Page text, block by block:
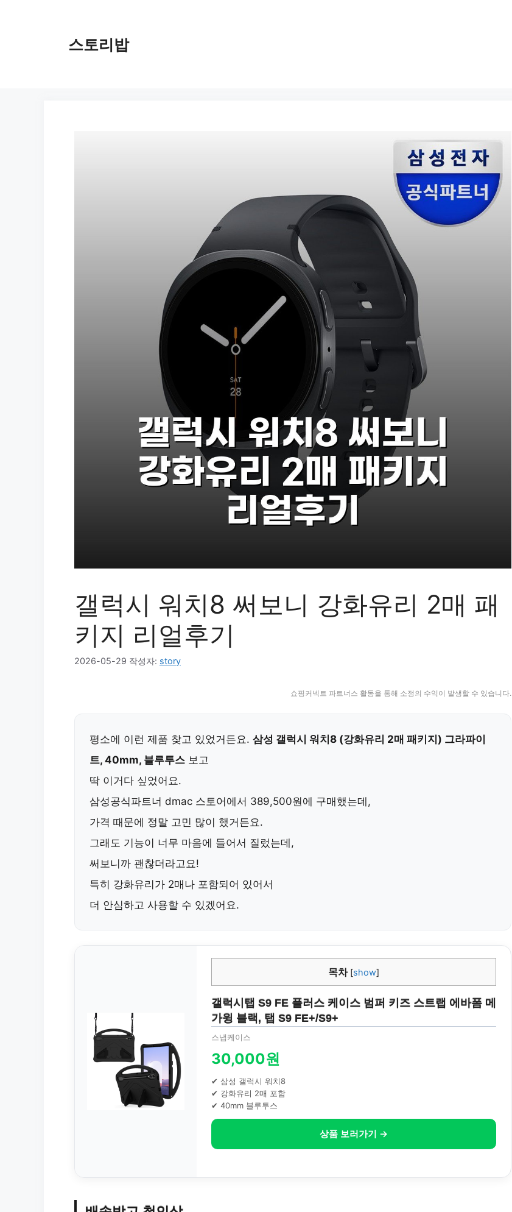
스토리밥
갤럭시 워치8 써보니 강화유리 2매 패
키지 리얼후기
2026-05-29 작성자: story
쇼핑커넥트 파트너스 활동을 통해 소정의 수익이 발생할 수 있습니다.
평소에 이런 제품 찾고 있었거든요. 삼성 갤럭시 워치8 (강화유리 2매 패키지) 그라파이
트, 40mm, 블루투스 보고
딱 이거다 싶었어요.
삼성공식파트너 dmac 스토어에서 389,500원에 구매했는데,
가격 때문에 정말 고민 많이 했거든요.
그래도 기능이 너무 마음에 들어서 질렀는데,
써보니까 괜찮더라고요!
특히 강화유리가 2매나 포함되어 있어서
더 안심하고 사용할 수 있겠어요.
목차 [show]
갤럭시탭 S9 FE 플러스 케이스 범퍼 키즈 스트랩 에바폼 메
가윙 블랙, 탭 S9 FE+/S9+
스냅케이스
30,000원
✔ 삼성 갤럭시 워치8
✔ 강화유리 2매 포함
✔ 40mm 블루투스
상품 보러가기 →